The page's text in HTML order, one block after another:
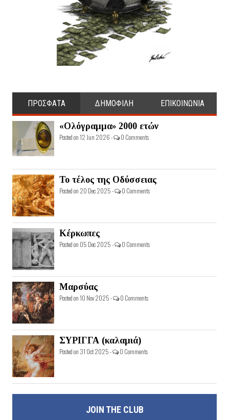
ΠΡΟΣΦΑΤΑ ΔΗΜΟΦΙΛΗ ΕΠΙΚΟΙΝΩΝΙΑ
«Ολόγραμμα» 2000 ετών
Posted on 12 Jun 2026 - 0 Comments
Το τέλος της Οδύσσειας
Posted on 20 Dec 2025 - 0 Comments
Κέρκωπες
Posted on 05 Dec 2025 - 0 Comments
Μαρσύας
Posted on 10 Nov 2025 - 0 Comments
ΣΥΡΙΓΓΑ (καλαμιά)
Posted on 31 Oct 2025 - 0 Comments
JOIN THE CLUB